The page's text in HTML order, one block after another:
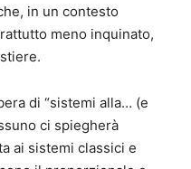
in un contesto
meno inquinato,
di “sistemi alla… (e
ci spiegherà
ai sistemi classici e